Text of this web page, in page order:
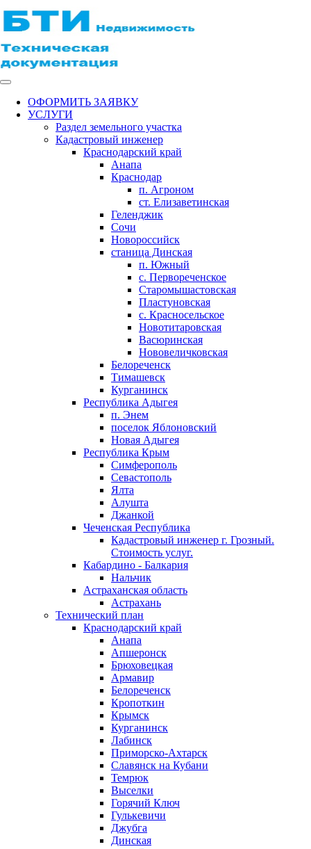
ОФОРМИТЬ ЗАЯВКУ
УСЛУГИ
Раздел земельного участка
Кадастровый инженер
Краснодарский край
Анапа
Краснодар
п. Агроном
ст. Елизаветинская
Геленджик
Сочи
Новороссийск
станица Динская
п. Южный
с. Первореченское
Старомышастовская
Пластуновская
с. Красносельское
Новотитаровская
Васюринская
Нововеличковская
Белореченск
Тимашевск
Курганинск
Республика Адыгея
п. Энем
поселок Яблоновский
Новая Адыгея
Республика Крым
Симферополь
Севастополь
Ялта
Алушта
Джанкой
Чеченская Республика
Кадастровый инженер г. Грозный.
Стоимость услуг.
Кабардино - Балкария
Нальчик
Астраханская область
Астрахань
Технический план
Краснодарский край
Анапа
Апшеронск
Брюховецкая
Армавир
Белореченск
Кропоткин
Крымск
Курганинск
Лабинск
Приморско-Ахтарск
Славянск на Кубани
Темрюк
Выселки
Горячий Ключ
Гулькевичи
Джубга
Динская